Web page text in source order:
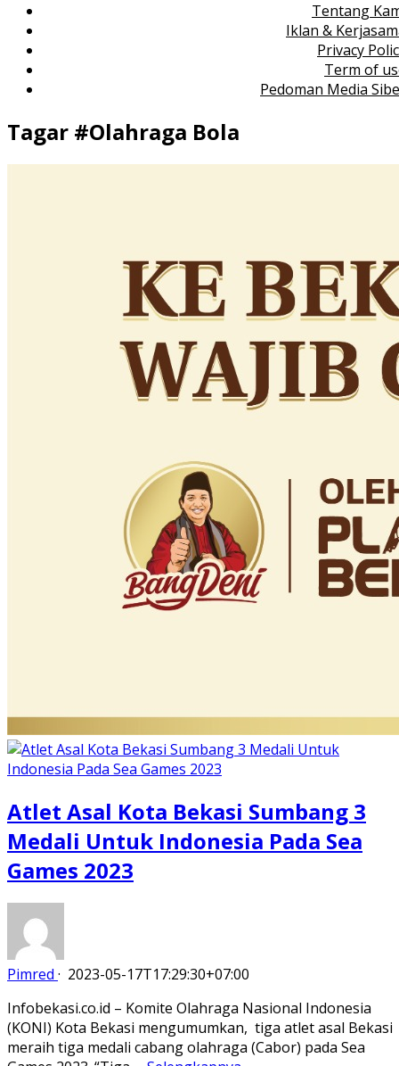
Tentang
Iklan &
Privacy
Term of
Pedoman Media
Tagar #Olahraga Bola
Atlet Asal Kota Bekasi Sumbang 3
Medali Untuk Indonesia Pada Sea
Games 2023
Pimred · 2023-05-17T17:29:30+07:00
Infobekasi.co.id – Komite Olahraga Nasional Indonesia
(KONI) Kota Bekasi mengumumkan, tiga atlet asal Bekasi
meraih tiga medali cabang olahraga (Cabor) pada Sea